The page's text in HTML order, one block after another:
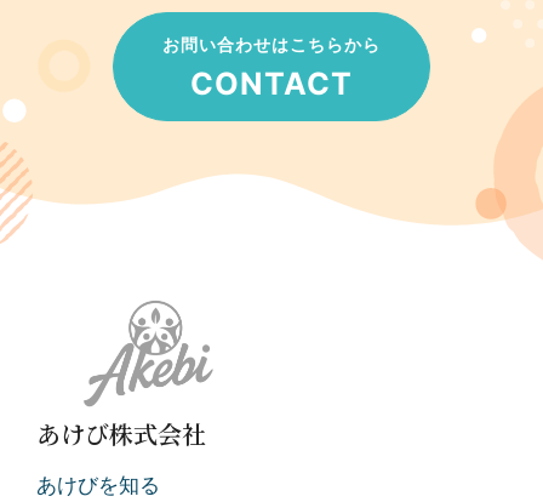
お問い合わせはこちらから
CONTACT
あけび株式会社
あけびを知る